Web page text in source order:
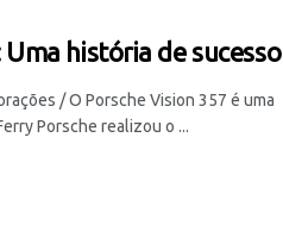
história de sucesso
/ O Porsche Vision 357 é uma
Porsche realizou o ...